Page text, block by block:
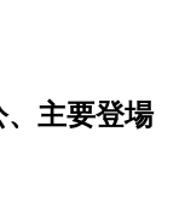
、主要登場